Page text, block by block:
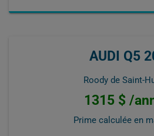
AUDI Q5
Roody de Saint-
1315 $ /
Prime calculée en